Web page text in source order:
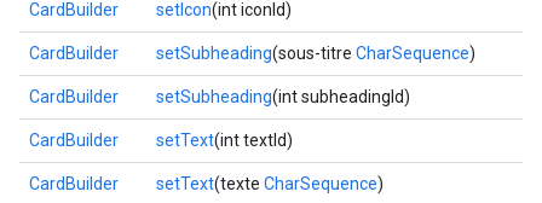
CardBuilder setIcon(int iconId)
CardBuilder setSubheading(sous-titre CharSequence)
CardBuilder setSubheading(int subheadingId)
CardBuilder setText(int textId)
CardBuilder setText(texte CharSequence)